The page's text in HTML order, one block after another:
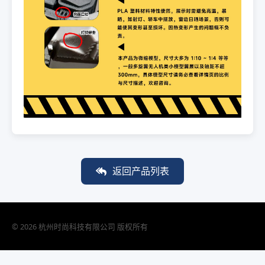
返回产品列表
© 2026 杭州时尚科技有限公司 版权所有